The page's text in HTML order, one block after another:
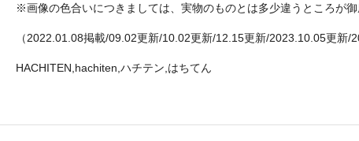
※画像の色合いにつきましては、実物のものとは多少違うところが
（2022.01.08掲載/09.02更新/10.02更新/12.15更新/2023.10.05更新/
HACHITEN,hachiten,ハチテン,はちてん